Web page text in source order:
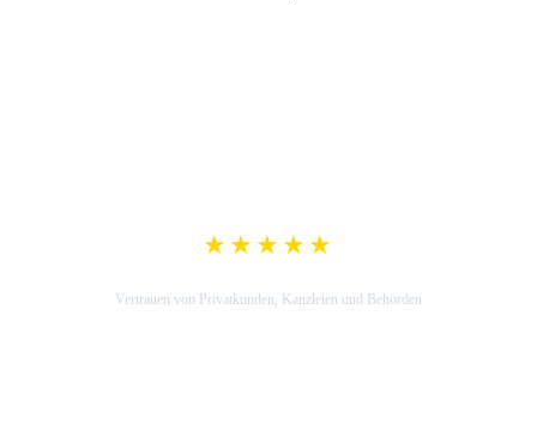
★★★★★
Vertrauen von Privatkunden, Kanzleien und Behörden